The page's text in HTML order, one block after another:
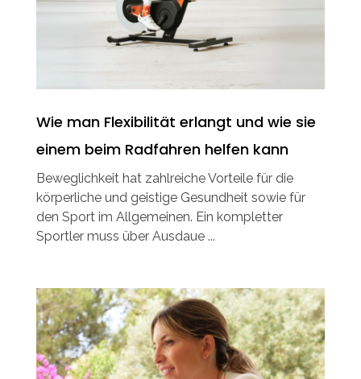
Wie man Flexibilität erlangt und wie sie
einem beim Radfahren helfen kann
Beweglichkeit hat zahlreiche Vorteile für die
körperliche und geistige Gesundheit sowie für
den Sport im Allgemeinen. Ein kompletter
Sportler muss über Ausdaue ...